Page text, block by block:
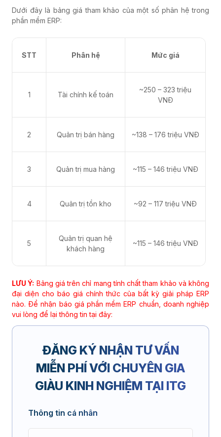
Dưới đây là bảng giá tham khảo của một số phân hệ trong
phần mềm ERP:
STT Phân hệ Mức giá
1 Tài chính kế toán
~250 – 323 triệu
VNĐ
2 Quản trị bán hàng ~138 – 176 triệu VNĐ
3 Quản trị mua hàng ~115 – 146 triệu VNĐ
4 Quản trị tồn kho ~92 – 117 triệu VNĐ
5
Quản trị quan hệ
khách hàng
~115 – 146 triệu VNĐ
LƯU Ý: Bảng giá trên chỉ mang tính chất tham khảo và không
đại diện cho báo giá chính thức của bất kỳ giải pháp ERP
nào. Để nhận báo giá phần mềm ERP chuẩn, doanh nghiệp
vui lòng để lại thông tin tại đây:
ĐĂNG KÝ NHẬN TƯ VẤN
MIỄN PHÍVỚI CHUYÊN GIA
GIÀU KINH NGHIỆM TẠI ITG
Thông tin cá nhân